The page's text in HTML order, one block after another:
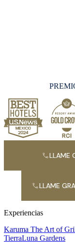
LLAME
LLAME
Experiencias
Karuma The Art of
TierraLuna Gardens